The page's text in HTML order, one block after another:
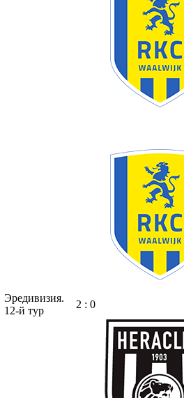
Эредивизия.
12-й тур
2 : 0